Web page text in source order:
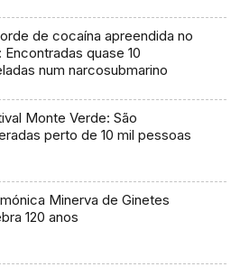
de cocaína apreendida no
Encontradas quase 10
num narcosubmarino
Monte Verde: São
perto de 10 mil pessoas
Minerva de Ginetes
120 anos